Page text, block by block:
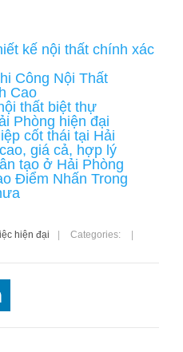
kế nội thất chính xác
Công Nội Thất
Cao
thất biệt thự
Phòng hiện đại
cốt thái tại Hải
giá cả, hợp lý
tạo ở Hải Phòng
Điểm Nhấn Trong
hiện đại Categories: